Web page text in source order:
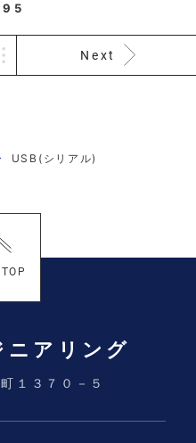
Next
USB(シリアル)
ニアリング
１３７０－５